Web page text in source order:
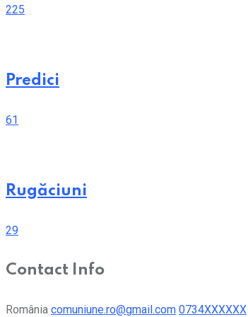
225
Predici
61
Rugăciuni
29
Contact Info
România comuniune.ro@gmail.com 0734XXXXXX